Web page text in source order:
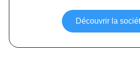
Découvrir la